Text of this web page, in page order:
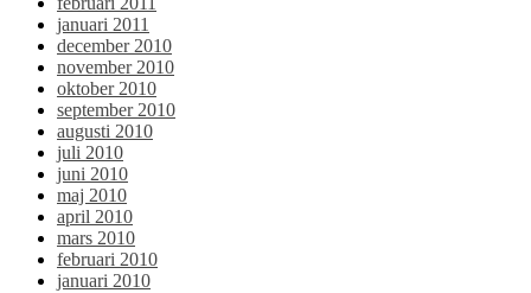
januari 2011
december 2010
november 2010
oktober 2010
september 2010
augusti 2010
juli 2010
juni 2010
maj 2010
april 2010
mars 2010
februari 2010
januari 2010